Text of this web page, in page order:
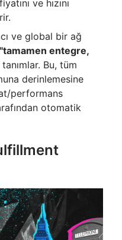
ve hızını
ve global bir ağ
"tamamen entegre,
Bu, tüm
derinlemesine
performans
otomatik